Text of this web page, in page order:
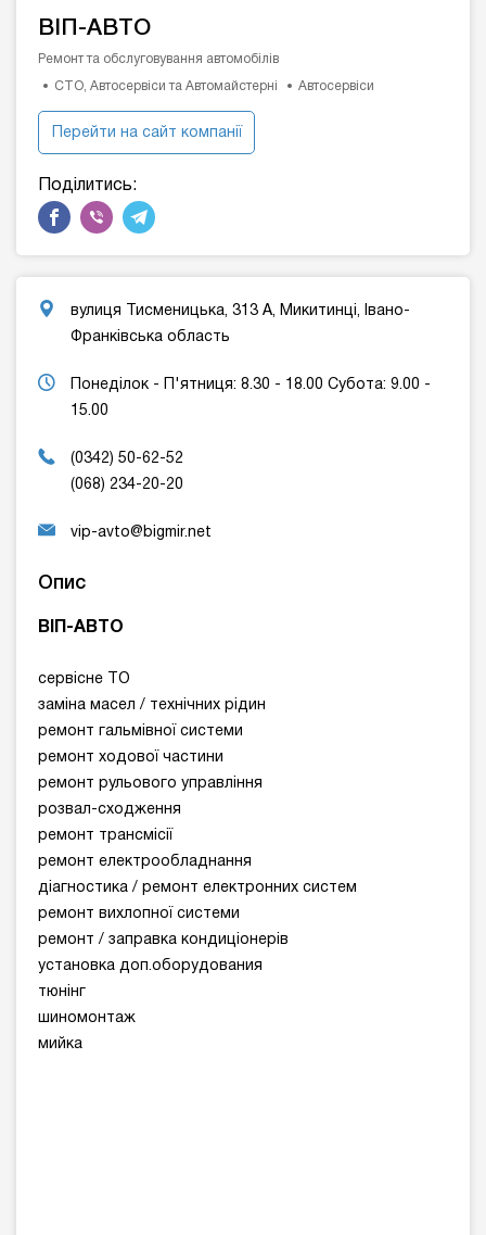
BIП-АВТО
Ремонт та обслуговування автомобілів
СТО, Автосервіси та Автомайстерні Автосервіси
Перейти на сайт компанії
Поділитись:
вулиця Тисменицька, 313 А, Микитинці, Івано-
Франківська область
Понеділок - П'ятниця: 8.30 - 18.00 Субота: 9.00 -
15.00
(0342) 50-62-52
(068) 234-20-20
vip-avto@bigmir.net
Опис
BIП-АВТО
сервісне ТО
заміна масел / технічних рідин
ремонт гальмівної системи
ремонт ходової частини
ремонт рульового управління
розвал-сходження
ремонт трансмісії
ремонт електрообладнання
діагностика / ремонт електронних систем
ремонт вихлопної системи
ремонт / заправка кондиціонерів
установка доп.оборудования
тюнінг
шиномонтаж
мийка